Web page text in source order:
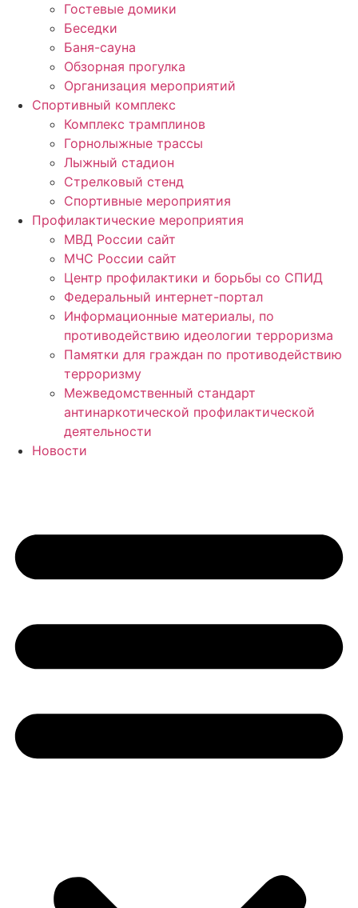
Гостевые домики
Беседки
Баня-сауна
Обзорная прогулка
Организация мероприятий
Спортивный комплекс
Комплекс трамплинов
Горнолыжные трассы
Лыжный стадион
Стрелковый стенд
Спортивные мероприятия
Профилактические мероприятия
МВД России сайт
МЧС России сайт
Центр профилактики и борьбы со СПИД
Федеральный интернет-портал
Информационные материалы, по
противодействию идеологии терроризма
Памятки для граждан по противодействию
терроризму
Межведомственный стандарт
антинаркотической профилактической
деятельности
Новости